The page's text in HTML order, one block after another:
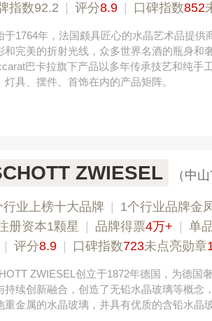
指数92.2
评分8.9 口碑指数852
于1764年，法国颇具匠心的水晶艺术品提
和完美的折射光线，众多世界名酒的瓶身和
巴卡拉旗下产品以多年传承技艺和纯手
灯具、摆件、首饰在内的产品矩阵。
ZWIESEL （中
行业上榜十大品牌 1个行业品牌金
册资本1颗星 品牌得票4万+ 单
评分8.9 口碑指数723未点亮勋章
ZWIESEL创立于1872年德国，为德国
持续创新融合，创造了无铅水晶玻璃等概念
重金属的水晶玻璃，并具有优质的含铅水晶